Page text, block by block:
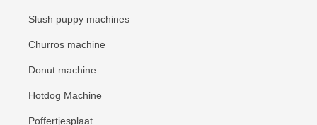
Slush puppy machines
Churros machine
Donut machine
Hotdog Machine
Poffertjesplaat